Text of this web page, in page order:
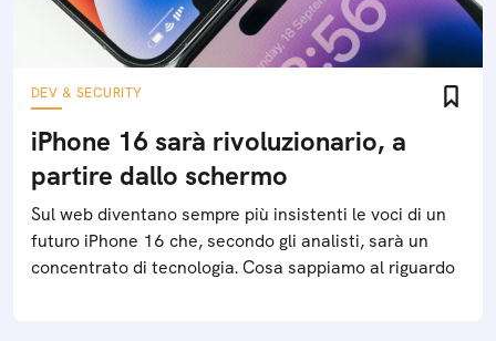
DEV & SECURITY
iPhone 16 sarà rivoluzionario, a
partire dallo schermo
Sul web diventano sempre più insistenti le voci di un
futuro iPhone 16 che, secondo gli analisti, sarà un
concentrato di tecnologia. Cosa sappiamo al riguardo